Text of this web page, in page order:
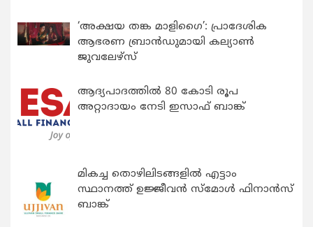
‘അക്ഷയ തങ്ക മാളിഗൈ’: പ്രാദേശിക
ആഭരണ ബ്രാന്‍ഡുമായി കല്യാണ്‍
ജുവലേഴ്‌സ്
ആദ്യപാദത്തിൽ 80 കോടി രൂപ
അറ്റാദായം നേടി ഇസാഫ് ബാങ്ക്
മികച്ച തൊഴിലിടങ്ങളിൽ എട്ടാം
സ്ഥാനത്ത് ഉജ്ജീവൻ സ്മോൾ ഫിനാൻസ്
ബാങ്ക്